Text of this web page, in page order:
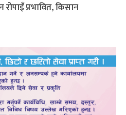
रोपाइँ प्रभावित, किसान